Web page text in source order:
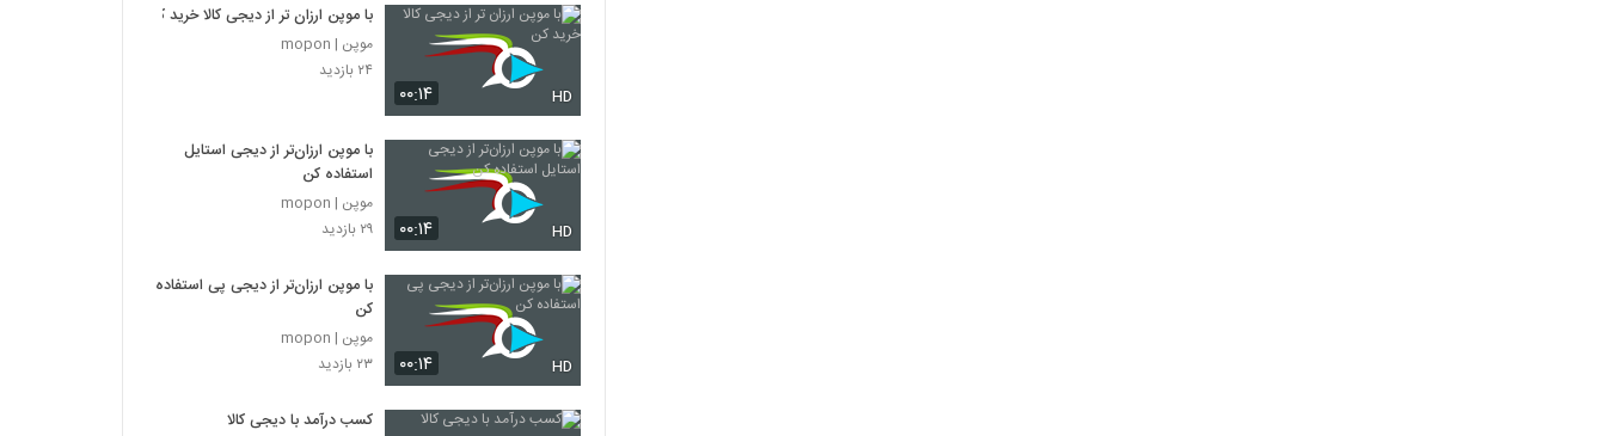
۰۰:۱۴ HD
با موپن ارزان تر از دیجی کالا خرید کن
موپن | mopon
۲۴ بازدید
۰۰:۱۴ HD
با موپن ارزان‌تر از دیجی استایل
استفاده کن
موپن | mopon
۲۹ بازدید
۰۰:۱۴ HD
با موپن ارزان‌تر از دیجی پی استفاده
کن
موپن | mopon
۲۳ بازدید
کسب درآمد با دیجی کالا